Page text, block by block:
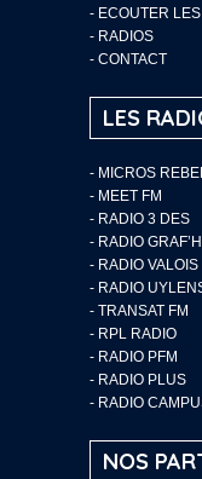
- ECOUTER
- RADIOS
- CONTACT
LES
- MICROS
- MEET FM
- RADIO 3 DES
- RADIO
- RADIO VALOIS
- RADIO
- TRANSAT FM
- RPL RADIO
- RADIO PFM
- RADIO PLUS
- RADIO
NOS